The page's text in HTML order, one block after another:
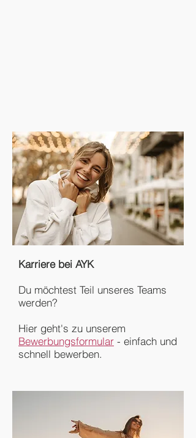
Karriere bei AYK
Du möchtest Teil unseres Teams
werden?
Hier geht's zu unserem
Bewerbungsformular - einfach und
schnell bewerben.